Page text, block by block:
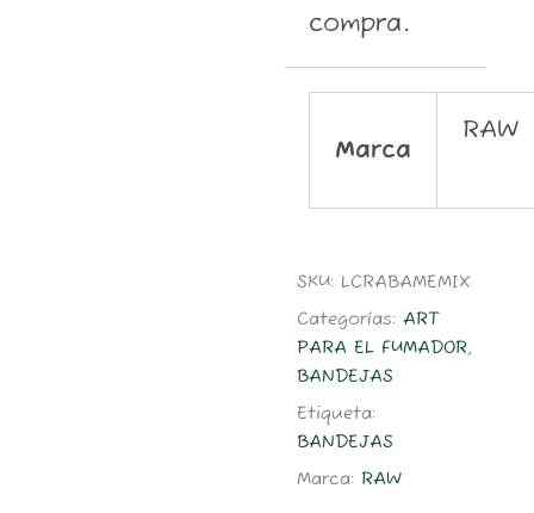
compra.
Marca
RAW
SKU: LCRABAMEMIX
Categorías:ART
PARA EL FUMADOR,
BANDEJAS
Etiqueta:
BANDEJAS
Marca: RAW